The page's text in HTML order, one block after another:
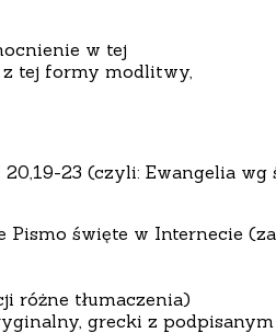
w tej
z tej formy modlitwy,
23 (czyli: Ewangelia wg
Pismo święte w Internecie (za
różne tłumaczenia)
grecki z podpisanym